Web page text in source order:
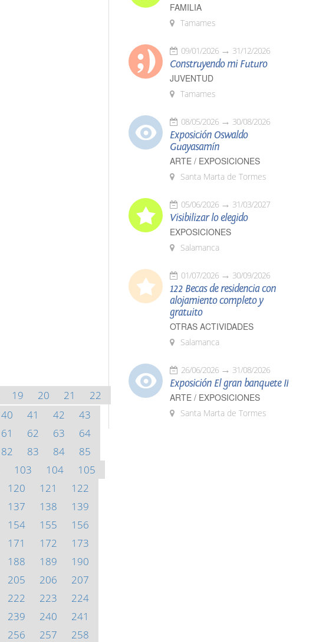
19 20 21
22
40 41 42
43
61 62 63
64
82 83 84
85
103 104
105
120 121
122
137 138
139
154 155
156
171 172
173
188 189
190
205 206
207
222 223
224
239 240
241
256 257 258
FAMILIA
Tamames
09/01/2026 31/12/2026
Construyendo mi Futuro
JUVENTUD
Tamames
08/05/2026 30/08/2026
Exposición Oswaldo
Guayasamín
ARTE / EXPOSICIONES
Santa Marta de Tormes
05/06/2026 31/03/2027
Visibilizar lo elegido
EXPOSICIONES
Salamanca
01/07/2026 30/09/2026
122 Becas de residencia con
alojamiento completo y
gratuito
OTRAS ACTIVIDADES
Salamanca
26/06/2026 31/08/2026
Exposición El gran banquete II
ARTE / EXPOSICIONES
Santa Marta de Tormes